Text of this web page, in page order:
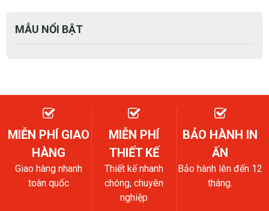
MẪU NỔI BẬT
MIỄN PHÍ GIAO
HÀNG
Giao hàng nhanh
toàn quốc
MIỄN PHÍ
THIẾT KẾ
Thiết kế nhanh
chóng, chuyên
nghiệp
BẢO HÀNH IN
ẤN
Bảo hành lên đến 12
tháng.